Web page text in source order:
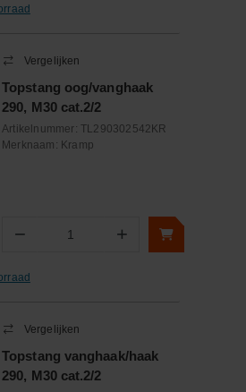
Vergelijken
Topstang oog/vanghaak
290, M30 cat.2/2
Artikelnummer: TL290302542KR
Merknaam: Kramp
− Aantal +
Vergelijken
Topstang vanghaak/haak
290, M30 cat.2/2